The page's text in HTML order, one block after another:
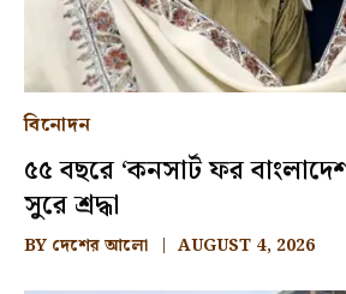
বিনোদন
৫৫ বছরে ‘কনসার্ট ফর
সুরে শ্রদ্ধা
BY দেশের আলো AUGUST 4, 2026